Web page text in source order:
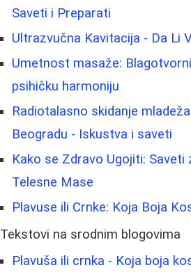
Saveti i Preparati
Ultrazvučna Kavitacija - Da Li
Umetnost masaže:
psihičku harmoniju
Radiotalasno skidanje
Beogradu - Iskustva i saveti
Kako se Zdravo Ugojiti: Saveti
Telesne Mase
Plavuse ili Crnke: Koja Boja
Tekstovi na srodnim blogovima
Plavuša ili crnka - Koja boja